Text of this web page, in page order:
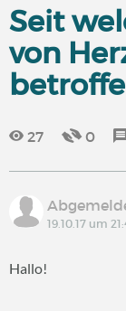
Seit
von
27 0
19.10.17 um
Hallo!